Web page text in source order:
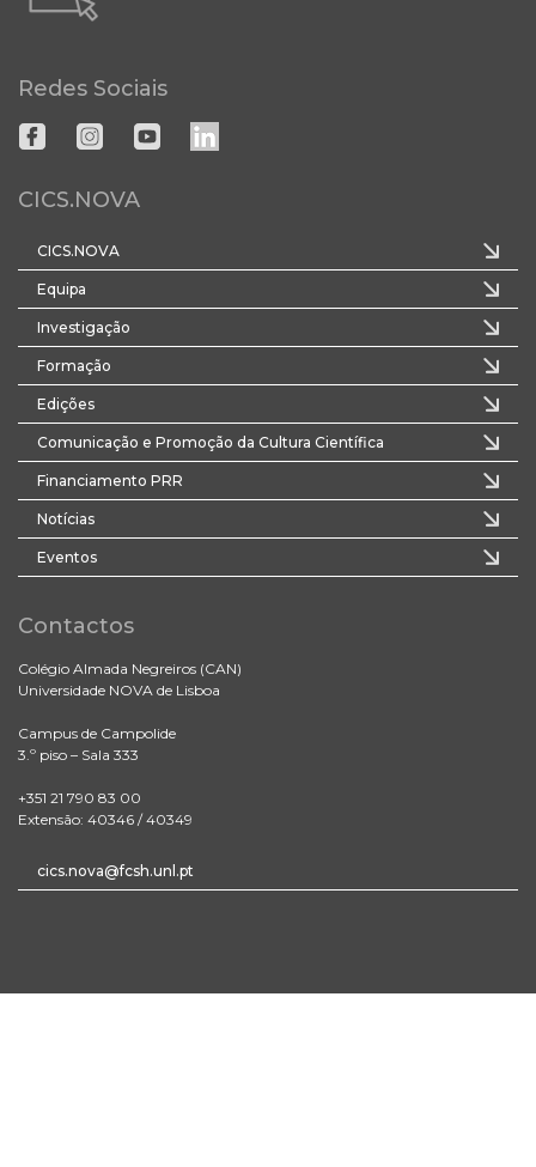
Redes Sociais
CICS.NOVA
CICS.NOVA
Equipa
Investigação
Formação
Edições
Comunicação e Promoção da Cultura Científica
Financiamento PRR
Notícias
Eventos
Contactos
Colégio Almada Negreiros (CAN)
Universidade NOVA de Lisboa
Campus de Campolide
3.º piso – Sala 333
+351 21 790 83 00
Extensão: 40346 / 40349
cics.nova@fcsh.unl.pt